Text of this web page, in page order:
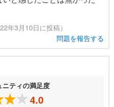
年3月10日に投稿）
問題を報告する
ティの満足度
4.0